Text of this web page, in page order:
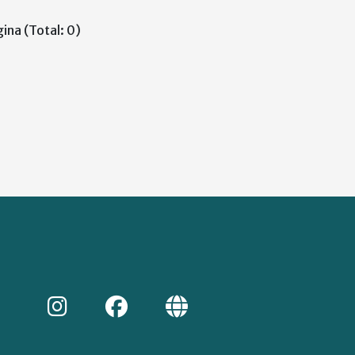
(Total: 0)